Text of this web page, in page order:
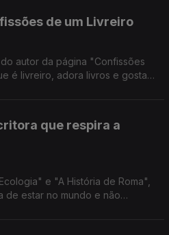
de um Livreiro
autor da página "Confissões
é livreiro, adora livros e gosta
que respira a
e "A História de Roma",
de estar no mundo e não